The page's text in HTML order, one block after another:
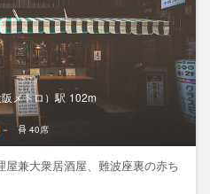
メトロ） 駅 102m
－ 40席
兼大衆居酒屋、難波座裏の赤ち